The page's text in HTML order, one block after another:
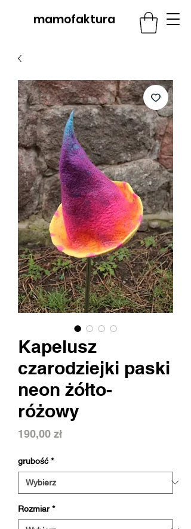
mamofaktura
Kapelusz
czarodziejki paski
neon żółto-
różowy
190,00 złCena
grubość *
Rozmiar *